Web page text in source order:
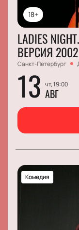
18+
LADIES
ВЕРСИЯ 2002
Санкт-Петербург
13 чт, 19:00
АВГ
Комедия